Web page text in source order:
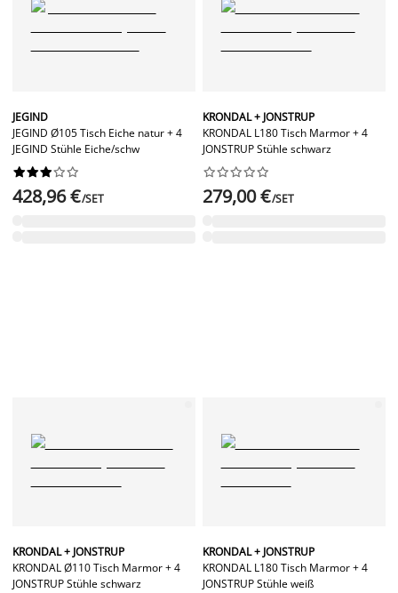
JEGIND
JEGIND Ø105 Tisch Eiche natur + 4
JEGIND Stühle Eiche/schw






428,96 €/SET
KRONDAL + JONSTRUP
KRONDAL L180 Tisch Marmor + 4
JONSTRUP Stühle schwarz






279,00 €/SET
KRONDAL + JONSTRUP
KRONDAL Ø110 Tisch Marmor + 4
JONSTRUP Stühle schwarz
KRONDAL + JONSTRUP
KRONDAL L180 Tisch Marmor + 4
JONSTRUP Stühle weiß